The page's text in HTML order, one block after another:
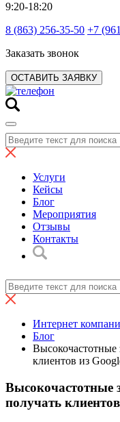
9:20-18:20
8 (863) 256-35-50 +7
Заказать звонок
ОСТАВИТЬ ЗАЯВКУ
Услуги
Кейсы
Блог
Мероприятия
Отзывы
Контакты
Интернет
Блог
Высокочастотные
клиентов из
Высокочастотные
получать